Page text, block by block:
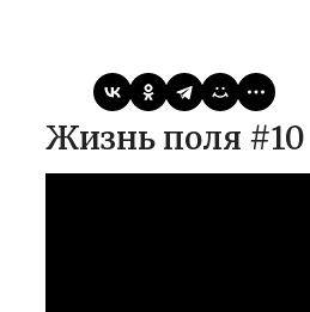
Жизнь поля #10